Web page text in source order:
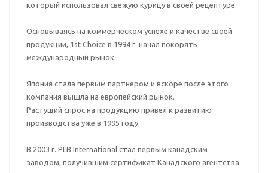
который использовал свежую курицу в своей рецептуре.
Основываясь на коммерческом успехе и качестве своей
продукции, 1st Choice в 1994 г. начал покорять
международный рынок.
Япония стала первым партнером и вскоре после этого
компания вышла на европейский рынок.
Растущий спрос на продукцию привел к развитию
производства уже в 1995 году.
В 2003 г. PLB International стал первым канадским
заводом, получившим сертификат Канадского агентства